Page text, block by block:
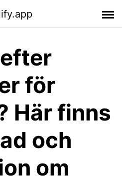
för
Här finns
och
om